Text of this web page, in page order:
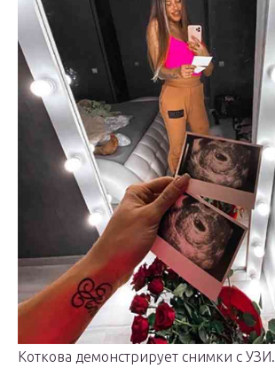
Коткова демонстрирует снимки с УЗИ.